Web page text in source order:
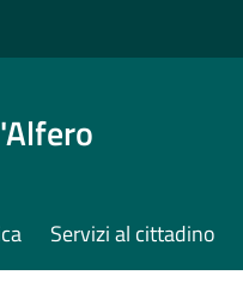
Servizi al cittadino